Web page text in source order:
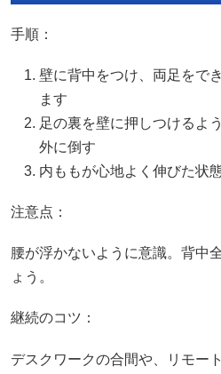
手順：
壁に背中をつけ、両足をで
ます
足の裏を壁に押しつけるよ
外に倒す
内ももが心地よく伸びた状
注意点：
腰が浮かないように意識。背中
ょう。
継続のコツ：
デスクワークの合間や、リモー